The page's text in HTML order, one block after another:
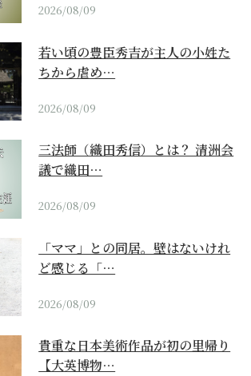
2026/08/09
若い頃の豊臣秀吉が主人の小姓た
ちから虐め…
2026/08/09
三法師（織田秀信）とは？ 清洲会
議で織田…
2026/08/09
「ママ」との同居。壁はないけれ
ど感じる「…
2026/08/09
貴重な日本美術作品が初の里帰り
【大英博物…